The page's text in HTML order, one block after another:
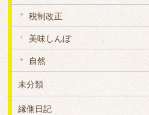
税制改正
美味しんぼ
自然
未分類
縁側日記